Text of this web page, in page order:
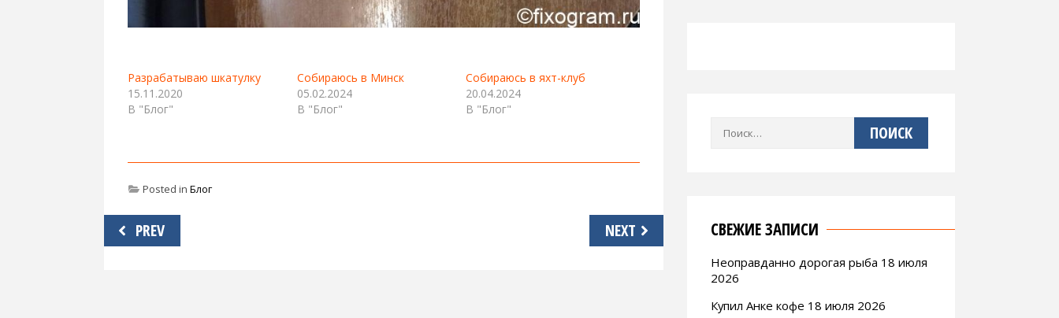
Разрабатываю шкатулку
15.11.2020
В "Блог"
Собираюсь в Минск
05.02.2024
В "Блог"
Собираюсь в яхт-клуб
20.04.2024
В "Блог"
Posted in Блог
Навигация
по
PREV NEXT СВЕЖИЕ ЗАПИСИ
Неоправданно дорогая рыба 18 июля
2026
Купил Анке кофе 18 июля 2026